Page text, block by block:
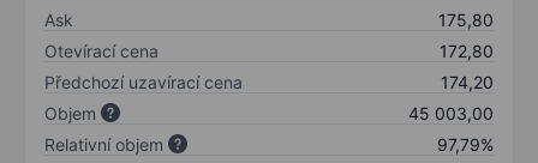
Ask
175,80
Otevírací cena
172,80
Předchozí uzavírací cena
174,20
Objem
45 003,00
Relativní objem
97,79%